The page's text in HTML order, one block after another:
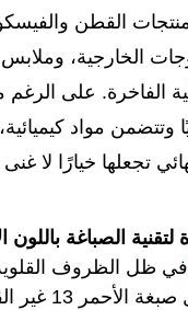
القطن
الخارجية،
الفاخرة. على
وتتضمن مواد
تجعلها خيارًا لا
الصباغة باللون
في ظل الظروف
الكاوية)، يتم